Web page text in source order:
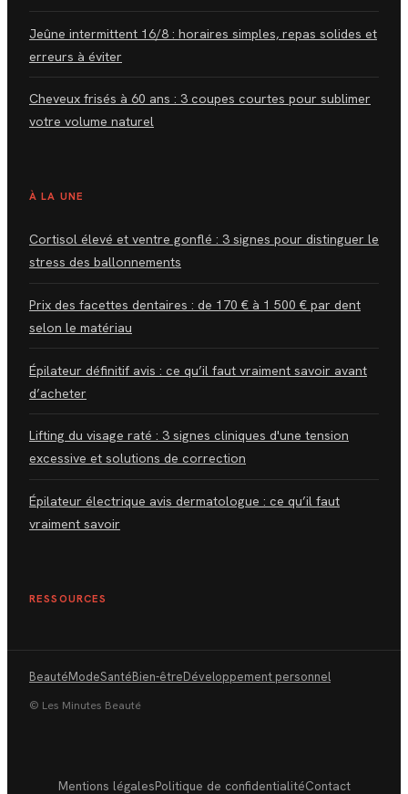
Jeûne intermittent 16/8 : horaires simples, repas solides et
erreurs à éviter
Cheveux frisés à 60 ans : 3 coupes courtes pour sublimer
votre volume naturel
À LA UNE
Cortisol élevé et ventre gonflé : 3 signes pour distinguer le
stress des ballonnements
Prix des facettes dentaires : de 170 € à 1 500 € par dent
selon le matériau
Épilateur définitif avis : ce qu’il faut vraiment savoir avant
d’acheter
Lifting du visage raté : 3 signes cliniques d'une tension
excessive et solutions de correction
Épilateur électrique avis dermatologue : ce qu’il faut
vraiment savoir
RESSOURCES
BeautéModeSantéBien-êtreDéveloppement personnel
© Les Minutes Beauté
Mentions légalesPolitique de confidentialitéContact